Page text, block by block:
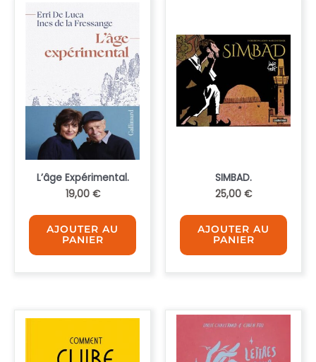
L’âge Expérimental.
19,00 €
AJOUTER AU
PANIER
SIMBAD.
25,00 €
AJOUTER AU
PANIER